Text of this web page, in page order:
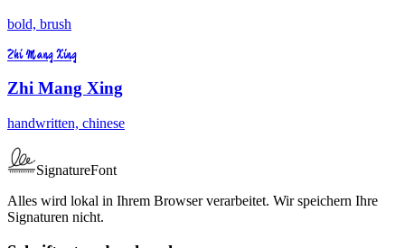
bold, brush
Zhi Mang Xing
Zhi Mang Xing
handwritten, chinese
SignatureFont
Alles wird lokal in Ihrem Browser verarbeitet. Wir speichern Ihre
Signaturen nicht.